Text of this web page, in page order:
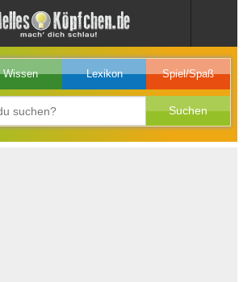
Wissen Lexikon Spiel/Spaß